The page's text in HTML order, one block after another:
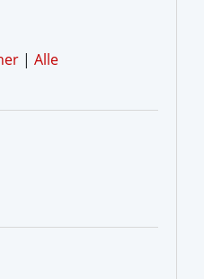
| Alle